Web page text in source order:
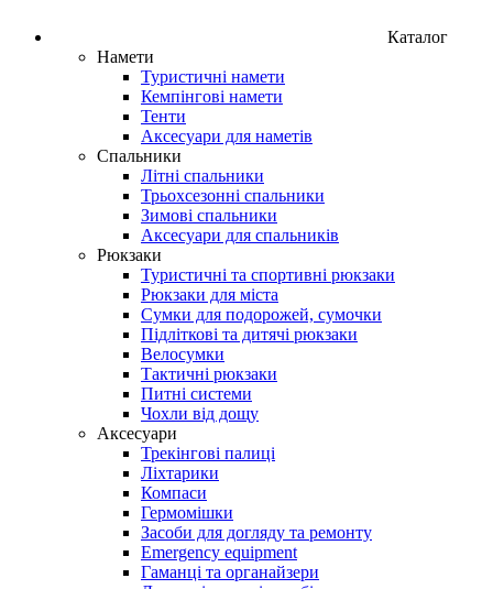
Каталог
Намети
Туристичні намети
Кемпінгові намети
Тенти
Аксесуари для наметів
Спальники
Літні спальники
Трьохсезонні спальники
Зимові спальники
Аксесуари для спальників
Рюкзаки
Туристичні та спортивні рюкзаки
Рюкзаки для міста
Сумки для подорожей, сумочки
Підліткові та дитячі рюкзаки
Велосумки
Тактичні рюкзаки
Питні системи
Чохли від дощу
Аксесуари
Трекінгові палиці
Ліхтарики
Компаси
Гермомішки
Засоби для догляду та ремонту
Emergency equipment
Гаманці та органайзери